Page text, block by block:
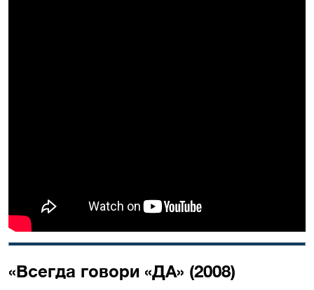
«Всегда говори «ДА» (2008)